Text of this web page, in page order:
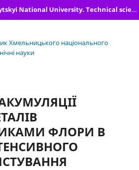
Herald of Khmelnytskyi National University. Technical sciences
Хмельницького національного
науки
ФЛОРИ В